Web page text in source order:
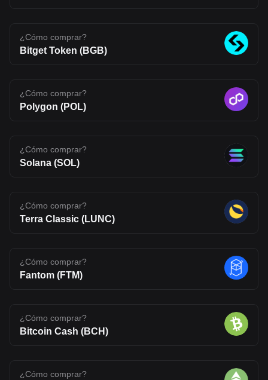
The opinions expressed in this article are for informational
purposes only. This article does not constitute an endorsement of
any of the products and services discussed or investment,
¿Cómo comprar?
Bitget Token (BGB)
¿Cómo comprar?
Polygon (POL)
¿Cómo comprar?
Solana (SOL)
¿Cómo comprar?
Terra Classic (LUNC)
¿Cómo comprar?
Fantom (FTM)
¿Cómo comprar?
Bitcoin Cash (BCH)
¿Cómo comprar?